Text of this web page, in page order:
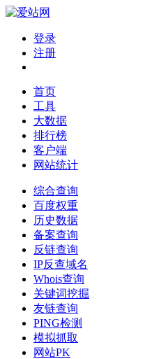
登录
注册
首页
工具
大数据
排行榜
客户端
网站统计
综合查询
百度权重
历史数据
备案查询
反链查询
IP反查域名
Whois查询
关键词挖掘
友链查询
PING检测
模拟抓取
网站PK